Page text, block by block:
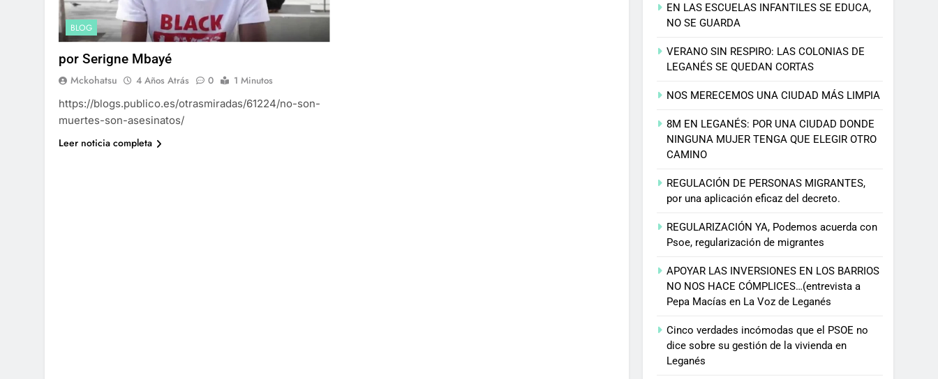
BLOG
por Serigne Mbayé
Mckohatsu 4 Años Atrás 0
1 Minutos
https://blogs.publico.es/otrasmiradas/61224/no-son-
muertes-son-asesinatos/
Leer noticia completa
EN LAS ESCUELAS INFANTILES SE EDUCA,
NO SE GUARDA
VERANO SIN RESPIRO: LAS COLONIAS DE
LEGANÉS SE QUEDAN CORTAS
NOS MERECEMOS UNA CIUDAD MÁS LIMPIA
8M EN LEGANÉS: POR UNA CIUDAD DONDE
NINGUNA MUJER TENGA QUE ELEGIR OTRO
CAMINO
REGULACIÓN DE PERSONAS MIGRANTES,
por una aplicación eficaz del decreto.
REGULARIZACIÓN YA, Podemos acuerda con
Psoe, regularización de migrantes
APOYAR LAS INVERSIONES EN LOS BARRIOS
NO NOS HACE CÓMPLICES…(entrevista a
Pepa Macías en La Voz de Leganés
Cinco verdades incómodas que el PSOE no
dice sobre su gestión de la vivienda en
Leganés